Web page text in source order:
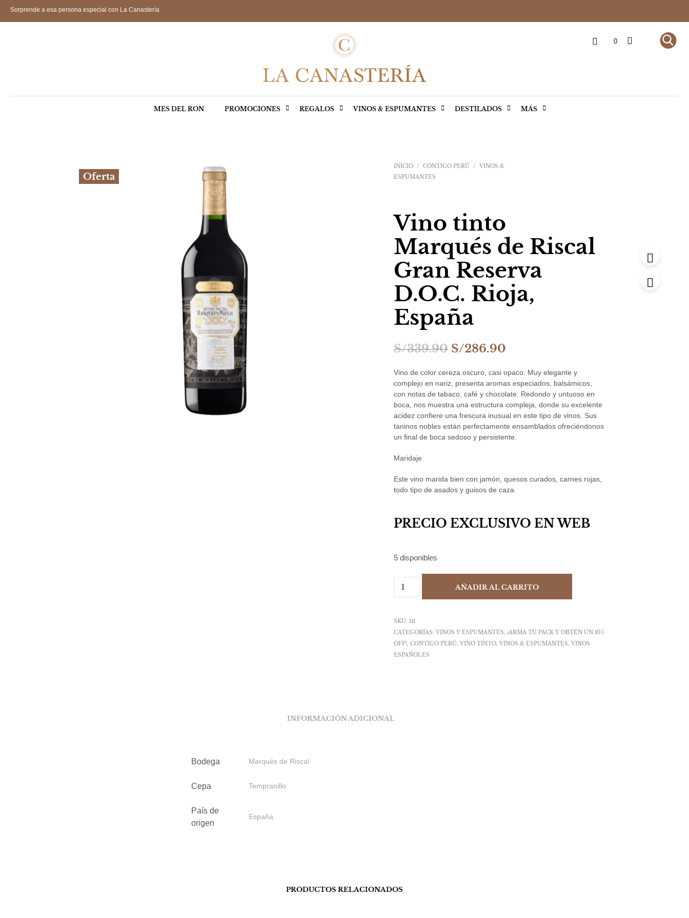
Sorprende a esa persona especial con La Canastería
MES DEL RON PROMOCIONES REGALOS VINOS & ESPUMANTES DESTILADOS MÁS
0
Oferta
INICIO / CONTIGO PERÚ / VINOS &
ESPUMANTES
Vino tinto
Marqués de Riscal
Gran Reserva
D.O.C. Rioja,
España
S/339.90 El
original
era:
S/339.90.
S/286.90
actual
es:
S/286.90.
Vino de color cereza oscuro, casi opaco. Muy elegante y
complejo en nariz, presenta aromas especiados, balsámicos,
con notas de tabaco, café y chocolate. Redondo y untuoso en
boca, nos muestra una estructura compleja, donde su excelente
acidez confiere una frescura inusual en este tipo de vinos. Sus
taninos nobles están perfectamente ensamblados ofreciéndonos
un final de boca sedoso y persistente.
Maridaje
Este vino marida bien con jamón, quesos curados, carnes rojas,
todo tipo de asados y guisos de caza.
PRECIO EXCLUSIVO EN WEB
5 disponibles
AÑADIR AL CARRITO
SKU:111
CATEGORÍAS:VINOS Y ESPUMANTES, ¡ARMA TU PACK Y OBTÉN UN 10%
OFF!,CONTIGO PERÚ,VINO TINTO,VINOS & ESPUMANTES,VINOS
ESPAÑOLES
INFORMACIÓN ADICIONAL
Bodega Marqués de Riscal
Cepa Tempranillo
País de
origen
España
PRODUCTOS RELACIONADOS